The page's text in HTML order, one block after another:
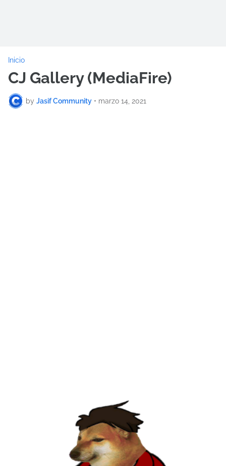
Inicio
CJ Gallery (MediaFire)
by Jasif Community • marzo 14, 2021